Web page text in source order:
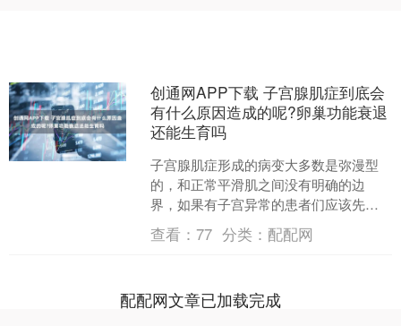
创通网APP下载 子宫腺肌症到底会
有什么原因造成的呢?卵巢功能衰退
还能生育吗
子宫腺肌症形成的病变大多数是弥漫型
的，和正常平滑肌之间没有明确的边
界，如果有子宫异常的患者们应该先进
行相关治疗，尽量保持一个健康良好的
子宫环境才能做试管好孕。 ....
查看：77 分类： 配配网
配配网文章已加载完成